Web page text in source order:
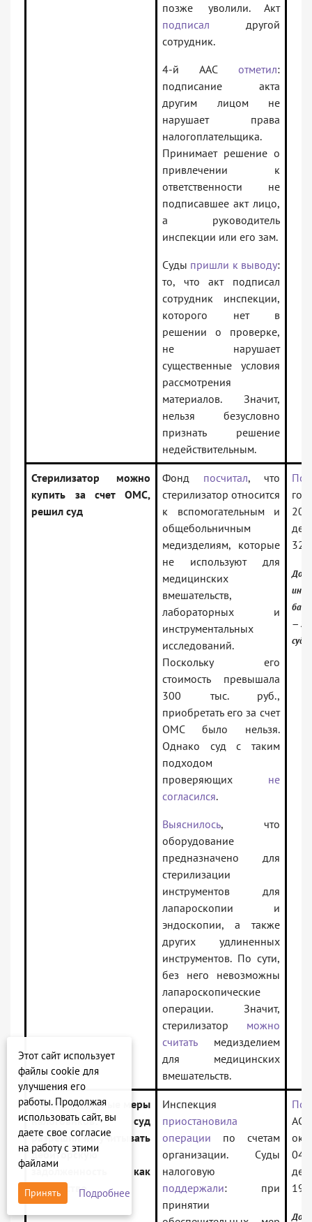
позже уволили. Акт
подписал другой
сотрудник.
4-й ААС отметил:
подписание акта
другим лицом не
нарушает права
налогоплательщика.
Принимает решение о
привлечении к
ответственности не
подписавшее акт лицо,
а руководитель
инспекции или его зам.
Суды пришли к выводу:
то, что акт подписал
сотрудник инспекции,
которого нет в
решении о проверке,
не нарушает
существенные условия
рассмотрения
материалов. Значит,
нельзя безусловно
признать решение
недействительным.
Стерилизатор можно
купить за счет ОМС,
решил суд
Фонд посчитал, что
стерилизатор относится
к вспомогательным и
общебольничным
медизделиям, которые
не используют для
медицинских
вмешательств,
лабораторных и
инструментальных
исследований.
Поскольку его
стоимость превышала
300 тыс. руб.,
приобретать его за счет
ОМС было нельзя.
Однако суд с таким
подходом
проверяющих не
согласился.
Выяснилось, что
оборудование
предназначено для
стерилизации
инструментов для
лапароскопии и
эндоскопии, а также
других удлиненных
инструментов. По сути,
без него невозможны
лапароскопические
операции. Значит,
стерилизатор можно
считатьмедизделием
для медицинских
вмешательств.
го
— 7
суд
Обеспечительные меры
налоговиков: суд
разрешил не учитывать
дебиторскую
задолженность как
имущество
Инспекция
приостановила
операции по счетам
организации. Суды
налоговую
поддержали: при
принятии
АС
Этот сайт использует
файлы cookie для
улучшения его
работы. Продолжая
использовать сайт, вы
даете свое согласие
на работу с этими
файлами
Принять Подробнее